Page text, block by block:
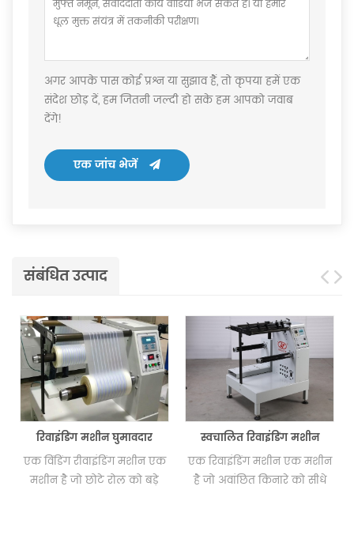
अगर आपके पास कोई प्रश्न या सुझाव हैं, तो कृपया हमें एक
संदेश छोड़ दें, हम जितनी जल्दी हो सके हम आपको जवाब
देंगे!
एक जांच भेजें
संबंधित उत्पाद
रिवाइंडिंग मशीन घुमावदार
एक विंडिंग रीवाइंडिंग मशीन एक
मशीन है जो छोटे रोल को बड़े
स्वचालित रिवाइंडिंग मशीन
एक रिवाइंडिंग मशीन एक मशीन
है जो अवांछित किनारे को सीधे